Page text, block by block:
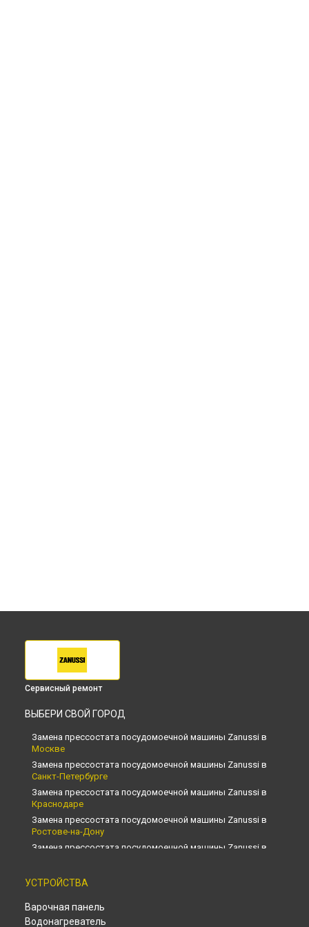
Сервисный ремонт
ВЫБЕРИ СВОЙ ГОРОД
Замена прессостата посудомоечной машины Zanussi в
Москве
Замена прессостата посудомоечной машины Zanussi в
Санкт-Петербурге
Замена прессостата посудомоечной машины Zanussi в
Краснодаре
Замена прессостата посудомоечной машины Zanussi в
Ростове-на-Дону
Замена прессостата посудомоечной машины Zanussi в
Замена прессостата посудомоечной машины Zanussi в
Новосибирске
Замена прессостата посудомоечной машины Zanussi в
Челябинске
УСТРОЙСТВА
Варочная панель
Водонагреватель